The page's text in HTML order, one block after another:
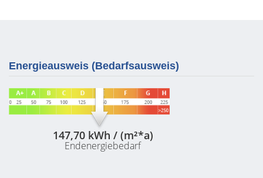
Energieausweis (Bedarfsausweis)
147,70 kWh / (m²*a)
Endenergiebedarf